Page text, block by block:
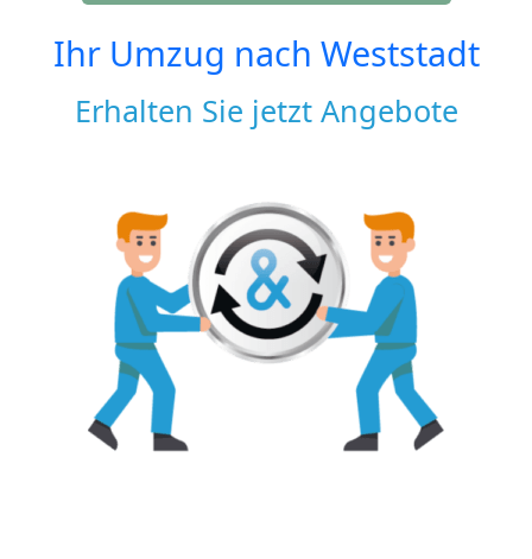
Ihr Umzug nach Weststadt
Erhalten Sie jetzt Angebote